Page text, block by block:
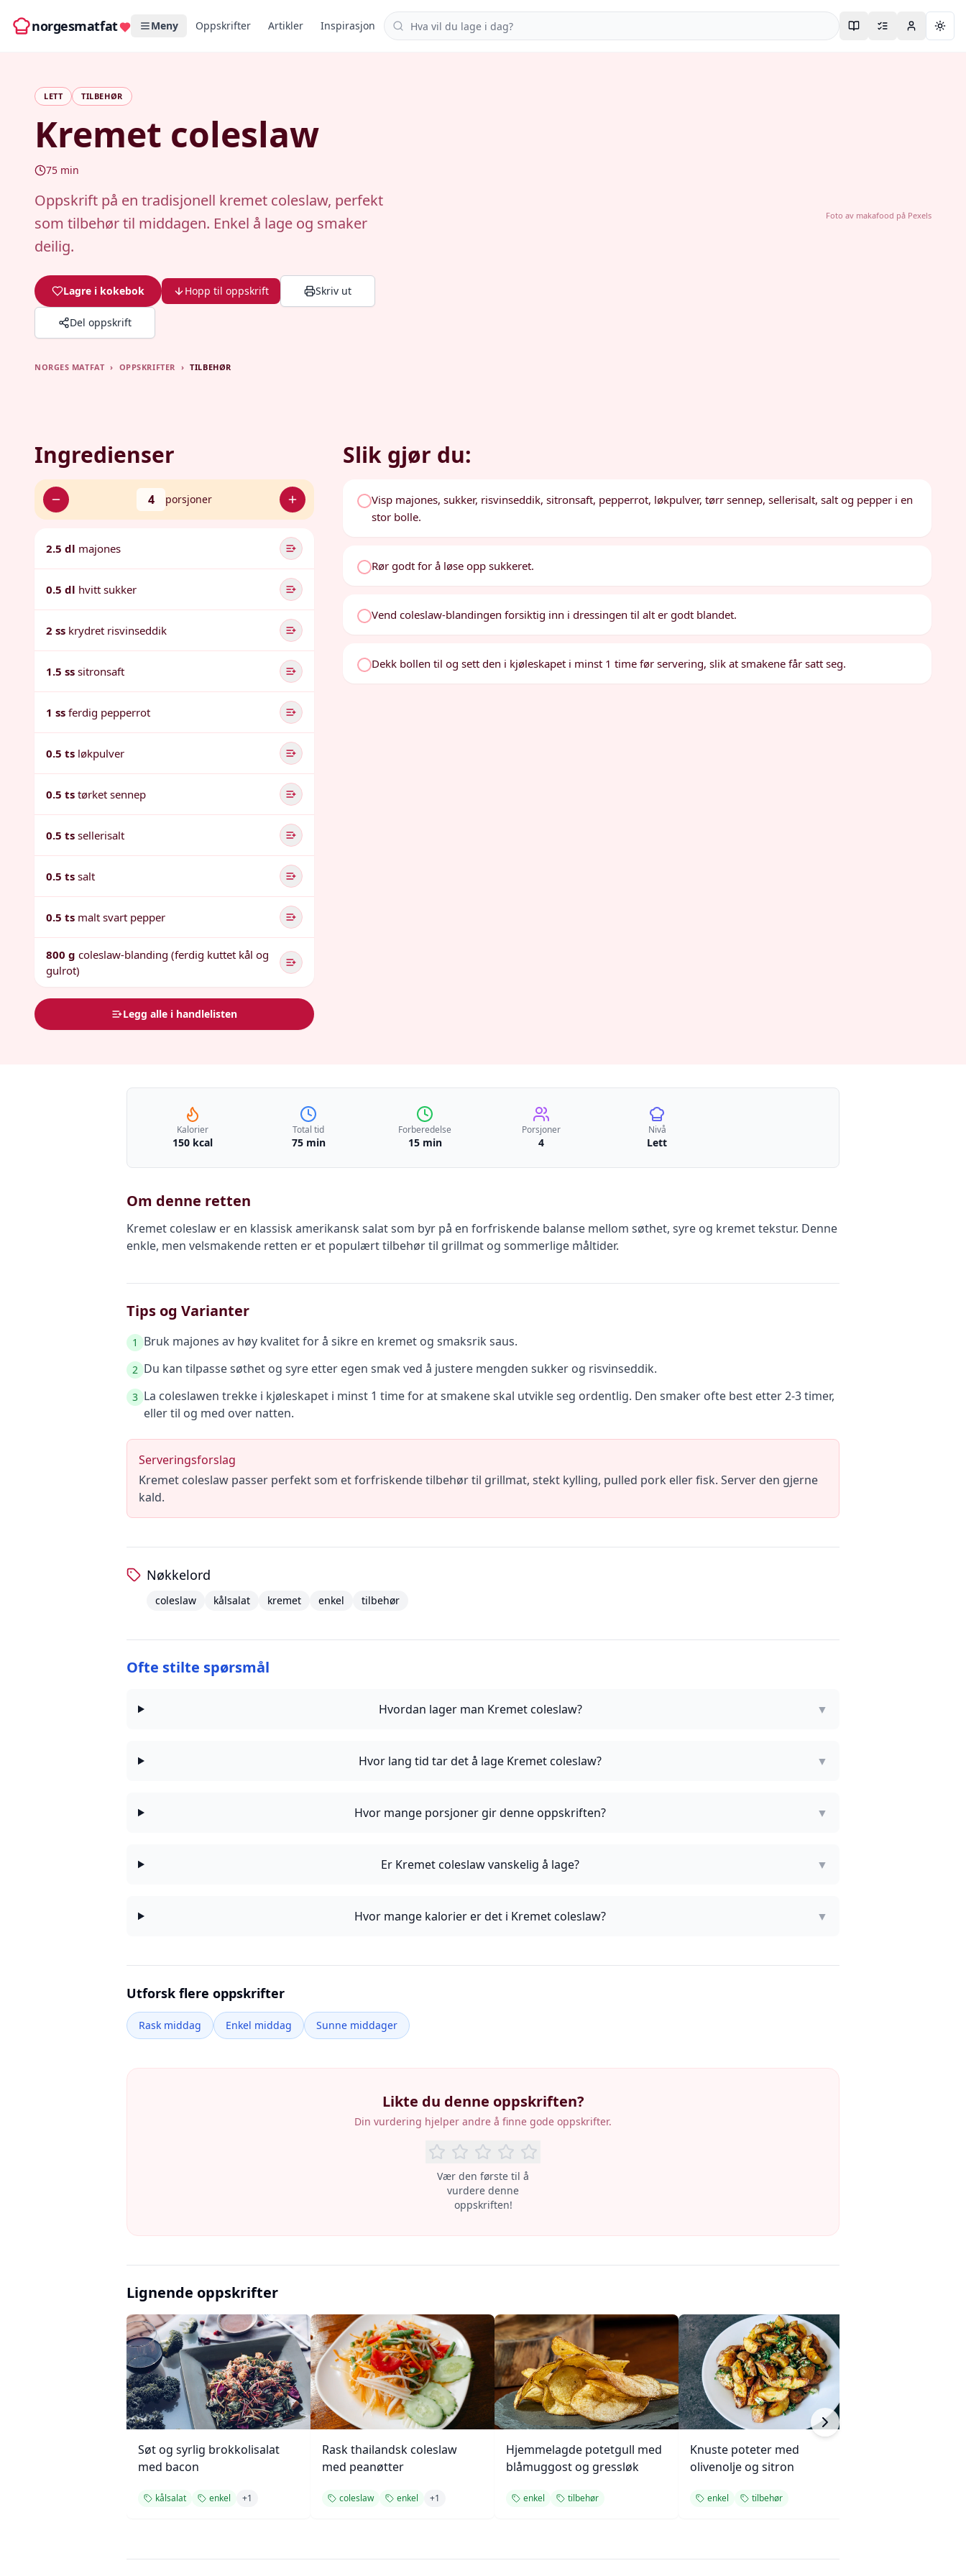
norgesmatfat Meny Oppskrifter Artikler Inspirasjon Søk i oppskrifter
LETT TILBEHØR
Kremet coleslaw
75 min
Oppskrift på en tradisjonell kremet coleslaw, perfekt
som tilbehør til middagen. Enkel å lage og smaker
deilig.
Lagre i kokebok Hopp til oppskrift Skriv ut
Del oppskrift
Foto av makafood på Pexels
NORGES MATFAT › OPPSKRIFTER › TILBEHØR
Ingredienser
4 porsjoner
2.5 dl majones
0.5 dl hvitt sukker
2 ss krydret risvinseddik
1.5 ss sitronsaft
1 ss ferdig pepperrot
0.5 ts løkpulver
0.5 ts tørket sennep
0.5 ts sellerisalt
0.5 ts salt
0.5 ts malt svart pepper
800 g coleslaw-blanding (ferdig kuttet kål og
gulrot)
Legg alle i handlelisten
Slik gjør du:
Visp majones, sukker, risvinseddik, sitronsaft, pepperrot, løkpulver, tørr sennep, sellerisalt, salt og pepper i en
stor bolle.
Rør godt for å løse opp sukkeret.
Vend coleslaw-blandingen forsiktig inn i dressingen til alt er godt blandet.
Dekk bollen til og sett den i kjøleskapet i minst 1 time før servering, slik at smakene får satt seg.
Kalorier
150 kcal
Total tid
75 min
Forberedelse
15 min
Porsjoner
4
Nivå
Lett
Om denne retten
Kremet coleslaw er en klassisk amerikansk salat som byr på en forfriskende balanse mellom søthet, syre og kremet tekstur. Denne
enkle, men velsmakende retten er et populært tilbehør til grillmat og sommerlige måltider.
Tips og Varianter
1 Bruk majones av høy kvalitet for å sikre en kremet og smaksrik saus.
2 Du kan tilpasse søthet og syre etter egen smak ved å justere mengden sukker og risvinseddik.
3 La coleslawen trekke i kjøleskapet i minst 1 time for at smakene skal utvikle seg ordentlig. Den smaker ofte best etter 2-3 timer,
eller til og med over natten.
Serveringsforslag
Kremet coleslaw passer perfekt som et forfriskende tilbehør til grillmat, stekt kylling, pulled pork eller fisk. Server den gjerne
kald.
Nøkkelord
coleslaw kålsalat kremet enkel tilbehør
Ofte stilte spørsmål
Hvordan lager man Kremet coleslaw? ▼
Hvor lang tid tar det å lage Kremet coleslaw? ▼
Hvor mange porsjoner gir denne oppskriften? ▼
Er Kremet coleslaw vanskelig å lage? ▼
Hvor mange kalorier er det i Kremet coleslaw? ▼
Utforsk flere oppskrifter
Rask middag Enkel middag Sunne middager
Likte du denne oppskriften?
Din vurdering hjelper andre å finne gode oppskrifter.
Vær den første til å
vurdere denne
oppskriften!
Lignende oppskrifter
Søt og syrlig brokkolisalat
med bacon
kålsalat enkel +1
Rask thailandsk coleslaw
med peanøtter
coleslaw enkel +1
Hjemmelagde potetgull med
blåmuggost og gressløk
enkel tilbehør
Knuste poteter med
olivenolje og sitron
enkel tilbehør